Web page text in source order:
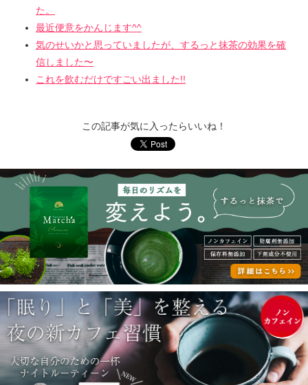
た。
最近便意をかんじます^^
気のせいかと思っていましたが、するっと抹茶の効果を確
信しました〜
これを飲むだけですごい出ました!!